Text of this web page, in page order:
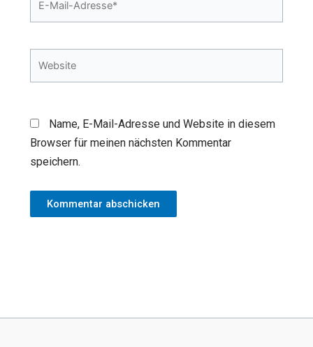
Name, E-Mail-Adresse und Website in diesem
Browser für meinen nächsten Kommentar
speichern.